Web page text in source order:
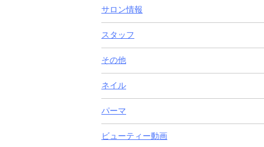
サロン情報
スタッフ
その他
ネイル
パーマ
ビューティー動画